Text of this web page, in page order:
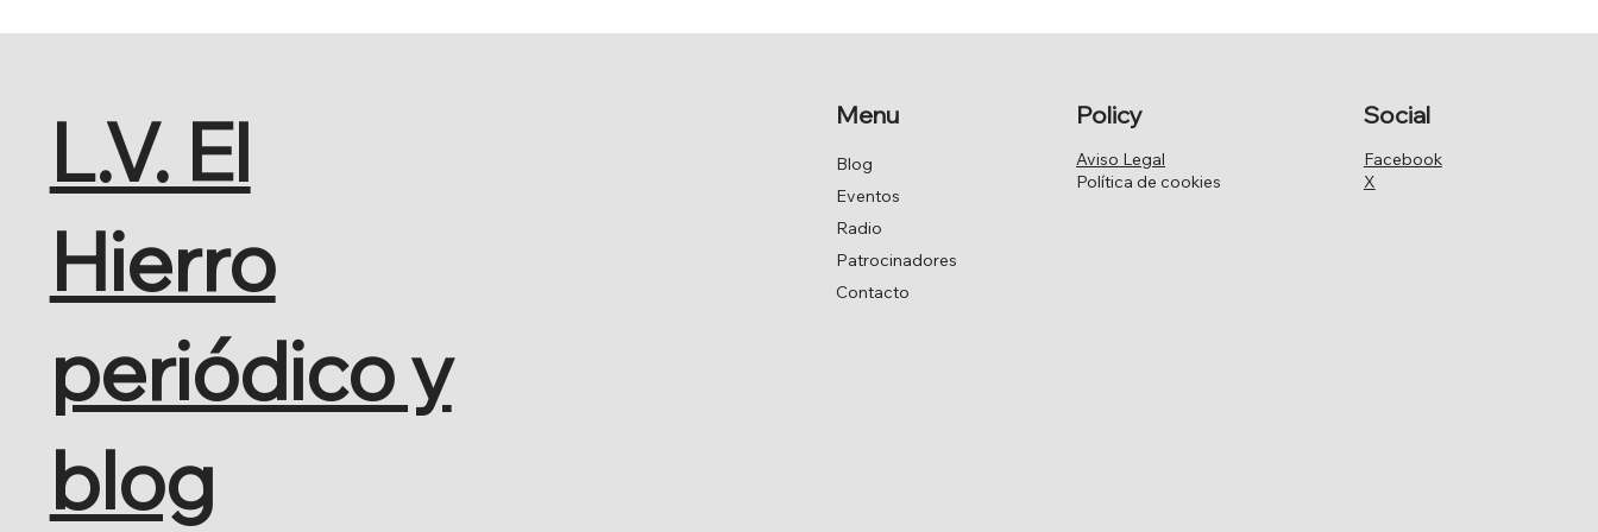
DE JAVIER ARMAS.
Facebook
X
Social
Aviso Legal
Política de cookies
Policy
Blog
Eventos
Radio
Patrocinadores
Contacto
Menu
L.V. El
Hierro
periódico y
blog